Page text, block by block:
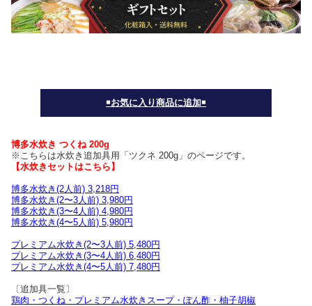
￭お気に入り商品に追加￭
博多水炊き つくね 200g
※こちらは水炊き追加具用「ツクネ 200g」のページです。
【水炊きセットはこちら】
博多水炊き(2人前) 3,218円
博多水炊き(2〜3人前) 3,980円
博多水炊き(3〜4人前) 4,980円
博多水炊き(4〜5人前) 5,980円
プレミアム水炊き(2〜3人前) 5,480円
プレミアム水炊き(3〜4人前) 6,480円
プレミアム水炊き(4〜5人前) 7,480円
〔追加具一覧〕
鶏肉・つくね・プレミアム水炊きスープ・ぽん酢・柚子胡椒